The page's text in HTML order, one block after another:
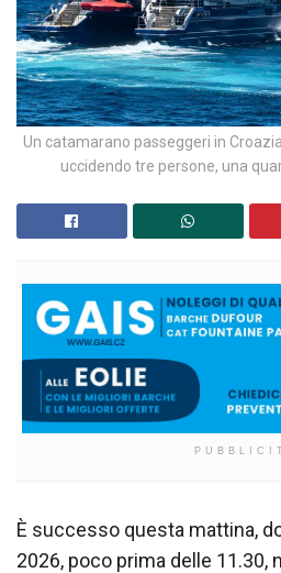
Un catamarano passeggeri in
uccidendo tre persone, una
È successo questa mattina,
2026, poco prima delle 11.30,